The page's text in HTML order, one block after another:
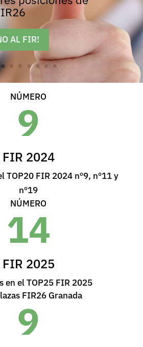
AL FIR!
NÚMERO
9
FIR 2024
TOP20 FIR 2024 nº9, nº11 y
nº19
NÚMERO
14
FIR 2025
en el TOP25 FIR 2025
FIR26 Granada
9